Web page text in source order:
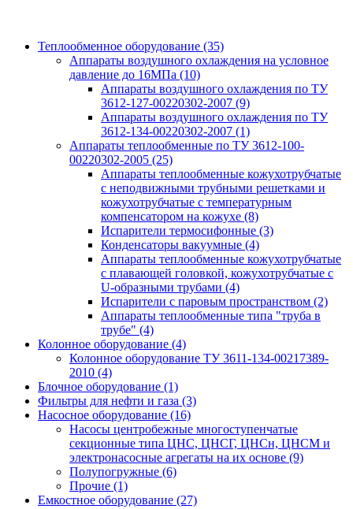
Теплообменное оборудование (35)
Аппараты воздушного охлаждения на условное
давление до 16МПа (10)
Аппараты воздушного охлаждения по ТУ
3612-127-00220302-2007 (9)
Аппараты воздушного охлаждения по ТУ
3612-134-00220302-2007 (1)
Аппараты теплообменные по ТУ 3612-100-
00220302-2005 (25)
Аппараты теплообменные кожухотрубчатые
с неподвижными трубными решетками и
кожухотрубчатые с температурным
компенсатором на кожухе (8)
Испарители термосифонные (3)
Конденсаторы вакуумные (4)
Аппараты теплообменные кожухотрубчатые
с плавающей головкой, кожухотрубчатые с
U-образными трубами (4)
Испарители с паровым пространством (2)
Аппараты теплообменные типа "труба в
трубе" (4)
Колонное оборудование (4)
Колонное оборудование ТУ 3611-134-00217389-
2010 (4)
Блочное оборудование (1)
Фильтры для нефти и газа (3)
Насосное оборудование (16)
Насосы центробежные многоступенчатые
секционные типа ЦНС, ЦНСГ, ЦНСн, ЦНСМ и
электронасосные агрегаты на их основе (9)
Полупогружные (6)
Прочие (1)
Емкостное оборудование (27)